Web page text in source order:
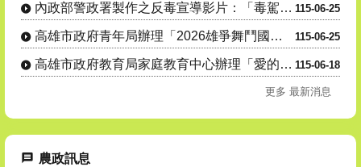
115-06-25
內政部警政署製作之反毒宣導影片：「毒駕，就是開 上家破人亡的單行道，遠離毒品，拒絕毒駕！」
115-06-25
高雄市政府青年局辦理「2026雄爭舞鬥國際街舞大賽」，歡迎學生及民眾踴躍參與。
115-06-18
高雄市政府教育局家庭教育中心辦理「愛的界線新視界：跟上法律的新世代正向親職講座」親職教育系列講座活動....
更多 最新消息
農政訊息